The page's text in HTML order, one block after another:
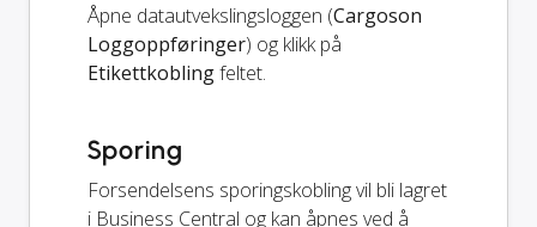
Åpne datautvekslingsloggen (Cargoson
Loggoppføringer) og klikk på
Etikettkoblingfeltet.
Sporing
Forsendelsens sporingskobling vil bli lagret
i Business Central og kan åpnes ved å